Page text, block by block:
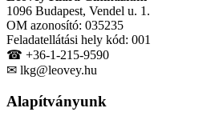
1096 Budapest, Vendel u. 1.
OM azonosító: 035235
Feladatellátási hely kód: 001
☎ +36-1-215-9590
✉ lkg@leovey.hu
Alapítványunk